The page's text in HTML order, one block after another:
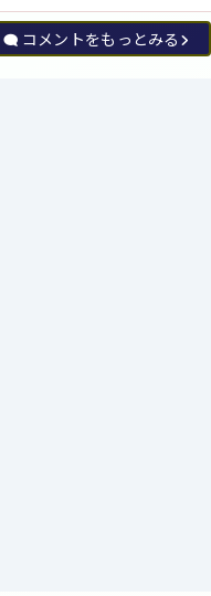
コメントをもっとみる